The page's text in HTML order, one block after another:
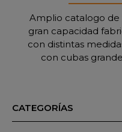
Amplio catalogo de
gran capacidad
con distintas
con cubas
CATEGORÍAS